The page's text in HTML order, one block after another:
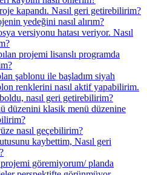
kapandı. Nasıl geri getirebilirim?
yedeğini nasıl alırım?
versiyonu hatası veriyor. Nasıl
projemi lisanslı programda
şablonu ile başladım siyah
renklerini nasıl aktif yapabilirim.
nasıl geri getirebilirim?
düzenini klasik menü düzenine
nasıl geçebilirim?
kaybettim, Nasıl geri
göremiyorum/ planda